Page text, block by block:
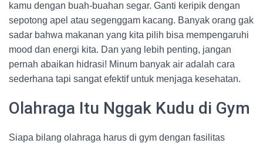
kamu dengan buah-buahan segar. Ganti keripik dengan
sepotong apel atau segenggam kacang. Banyak orang gak
sadar bahwa makanan yang kita pilih bisa mempengaruhi
mood dan energi kita. Dan yang lebih penting, jangan
pernah abaikan hidrasi! Minum banyak air adalah cara
sederhana tapi sangat efektif untuk menjaga kesehatan.
Olahraga Itu Nggak Kudu di Gym
Siapa bilang olahraga harus di gym dengan fasilitas